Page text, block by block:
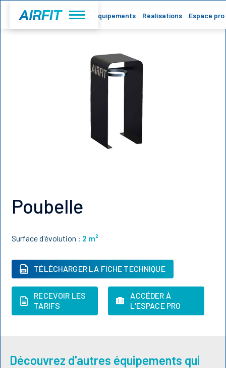
Accueil Equipements Réalisations Espace pro
Poubelle
Surface d'évolution : 2 m²
TÉLÉCHARGER LA FICHE TECHNIQUE
RECEVOIR LES
TARIFS
ACCÉDER À
L'ESPACE PRO
Découvrez d'autres équipements qui